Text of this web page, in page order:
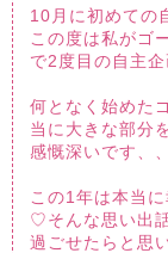
10月に初めての
この度は私がゴ
で2度目の自主
何となく始めた
当に大きな部分
感慨深いです、
この1年は本当
♡そんな思い出
過ごせたらと思